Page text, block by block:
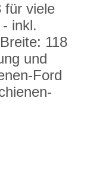
für viele
inkl.
118
und
Ford